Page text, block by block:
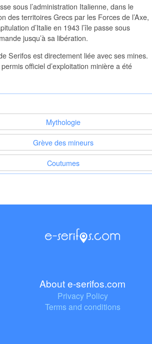
sous l’administration Italienne, dans le
des territoires Grecs par les Forces de l’Axe,
d’Italie en 1943 l’île passe sous
jusqu’à sa libération.
Serifos est directement liée avec ses mines.
officiel d’exploitation minière a été
Mythologie
Grève des mineurs
Coutumes
About e-serifos.com
Privacy Policy
Terms and conditions